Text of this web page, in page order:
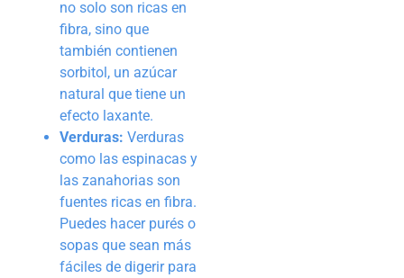
no solo son ricas en
fibra, sino que
también contienen
sorbitol, un azúcar
natural que tiene un
efecto laxante.
Verduras: Verduras
como las espinacas y
las zanahorias son
fuentes ricas en fibra.
Puedes hacer purés o
sopas que sean más
fáciles de digerir para